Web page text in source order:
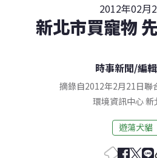
2012年02月
新北市買寵物
時事新聞/編
摘錄自2012年2月21日聯
環境資訊中心新
遊蕩犬貓